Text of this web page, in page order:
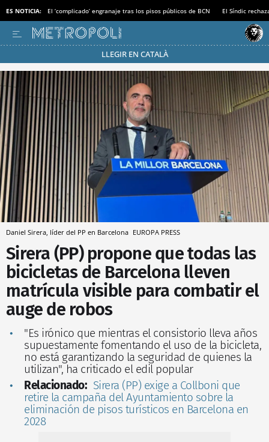
ES NOTICIA: El ‘complicado’ engranaje tras los pisos públicos de BCN El Síndic
LLEGIR EN CATALÀ
Pásate al MODO AHORRO
Daniel Sirera, líder del PP en Barcelona EUROPA PRESS
Sirera (PP) propone que todas las
bicicletas de Barcelona lleven
matrícula visible para combatir el
auge de robos
"Es irónico que mientras el consistorio lleva años
supuestamente fomentando el uso de la bicicleta,
no está garantizando la seguridad de quienes la
utilizan", ha criticado el edil popular
Relacionado: Sirera (PP) exige a Collboni que
retire la campaña del Ayuntamiento sobre la
eliminación de pisos turísticos en Barcelona en
2028